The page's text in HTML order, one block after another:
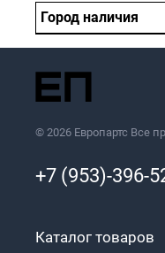
Город наличия
© 2026 Европартс Все
+7 (953)-396-
Каталог товаров